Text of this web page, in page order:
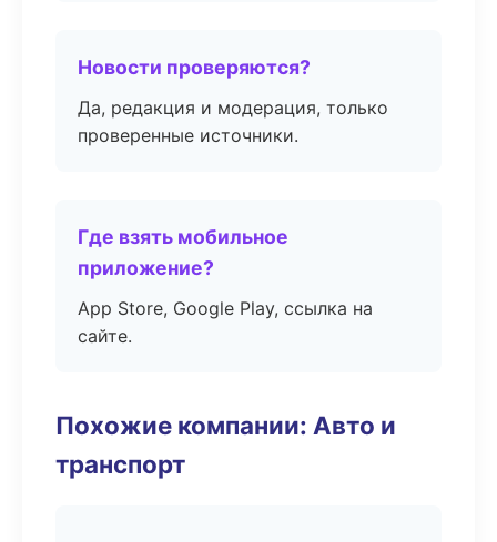
Новости проверяются?
Да, редакция и модерация, только
проверенные источники.
Где взять мобильное
приложение?
App Store, Google Play, ссылка на
сайте.
Похожие компании: Авто и
транспорт